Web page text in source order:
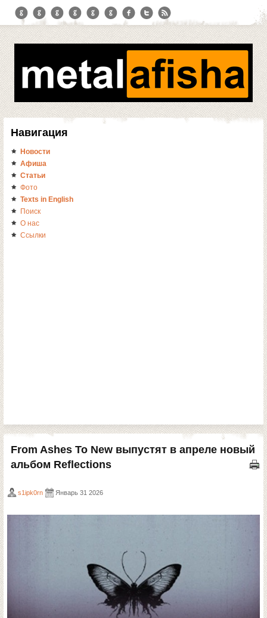
Навигация
Новости
Афиша
Статьи
Фото
Texts in English
Поиск
О нас
Ссылки
From Ashes To New выпустят в апреле новый
альбом Reflections
s1ipk0rn Январь 31 2026